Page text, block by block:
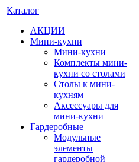
Каталог
АКЦИИ
Мини-кухни
Мини-кухни
Комплекты мини-
кухни со столами
Столы к мини-
кухням
Аксессуары для
мини-кухни
Гардеробные
Модульные
элементы
гардеробной